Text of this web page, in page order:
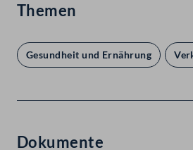
Themen
Gesundheit und Ernährung
Dokumente